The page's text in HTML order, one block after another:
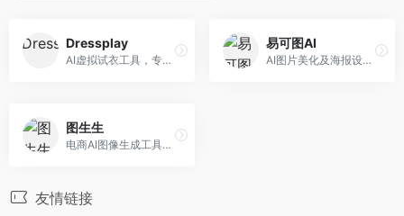
Dressplay
AI虚拟试衣工具，专注于服装电商体验。面向服装电商，提供虚拟试穿、尺码推荐、穿搭建议等服务，试衣体验真实。
易可图AI
AI图片美化及海报设计平台，专注于电商视觉设计。面向电商卖家，提供图片美化、海报设计、营销素材等服务，设计效率高。
图生生
电商AI图像生成工具，专注于商品图创作。面向电商卖家，提供商品图生成、背景替换、批量处理等服务，商品图质量高。
友情链接